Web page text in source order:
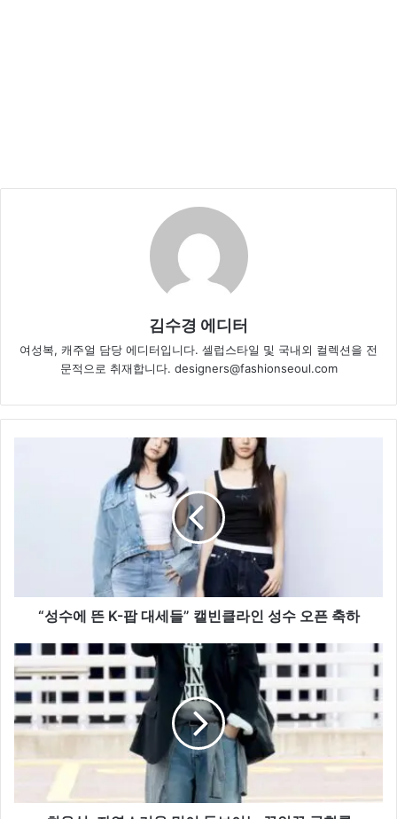
김수경 에디터
여성복, 캐주얼 담당 에디터입니다. 셀럽스타일 및 국내외 컬렉션을 전
문적으로 취재합니다. designers@fashionseoul.com
들”
클
라
인
성
수
픈
하
“성수에 뜬 K-팝 대세들” 캘빈클라인 성수 오픈 축하
최
우
식,
자
연
러
멋